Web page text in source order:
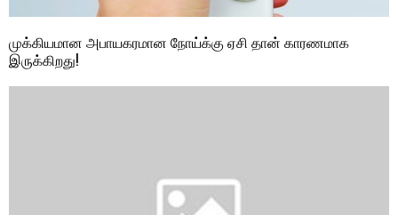
முக்கியமான அபாயகரமான நோய்க்கு ஏசி தான் காரணமாக
இருக்கிறது!